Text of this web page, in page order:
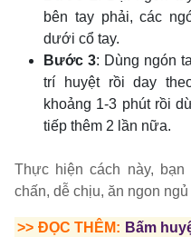
bên tay phải, các
dưới cổ tay.
Bước 3: Dùng ngón
trí huyệt rồi day
khoảng 1-3 phút rồi
tiếp thêm 2 lần nữa.
Thực hiện cách này,
chấn, dễ chịu, ăn ngon
>> ĐỌC THÊM: Bấm